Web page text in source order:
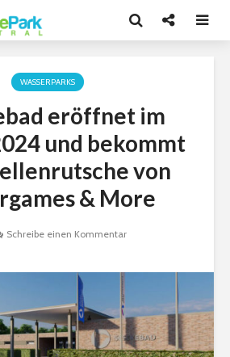
WASSERPARKS
eröffnet im
und bekommt
von
& More
Schreibe einen Kommentar